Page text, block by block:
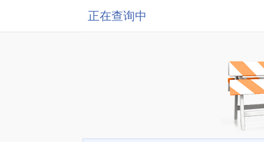
正在查询中